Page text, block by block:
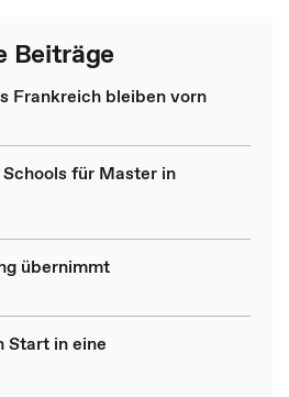
Beiträge
Frankreich bleiben vorn
für Master in
übernimmt
Start in eine